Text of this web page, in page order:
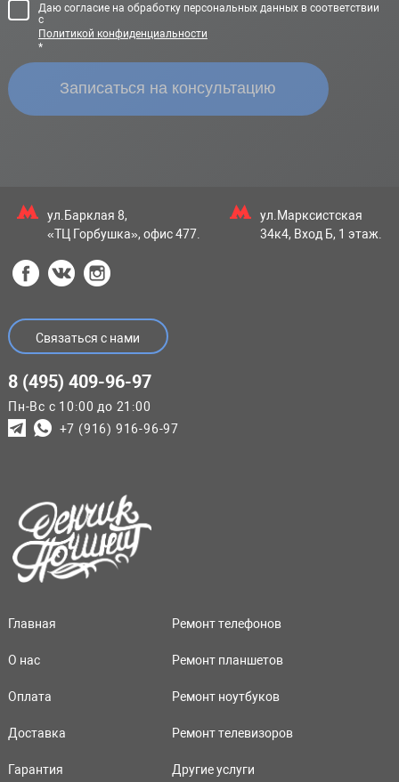
Даю согласие на обработку персональных данных в соответствии
с
Политикой конфиденциальности
*
ул.Барклая 8,
«ТЦ Горбушка», офис 477.
ул.Марксистская
34к4, Вход Б, 1 этаж.
Связаться с нами
8 (495) 409-96-97
Пн-Вс с 10:00 до 21:00
+7 (916) 916-96-97
Главная
О нас
Оплата
Доставка
Гарантия
Ремонт телефонов
Ремонт планшетов
Ремонт ноутбуков
Ремонт телевизоров
Другие услуги